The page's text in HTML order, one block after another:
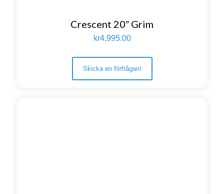
Crescent 20″ Grim
kr4,995.00
Skicka en förfrågan!